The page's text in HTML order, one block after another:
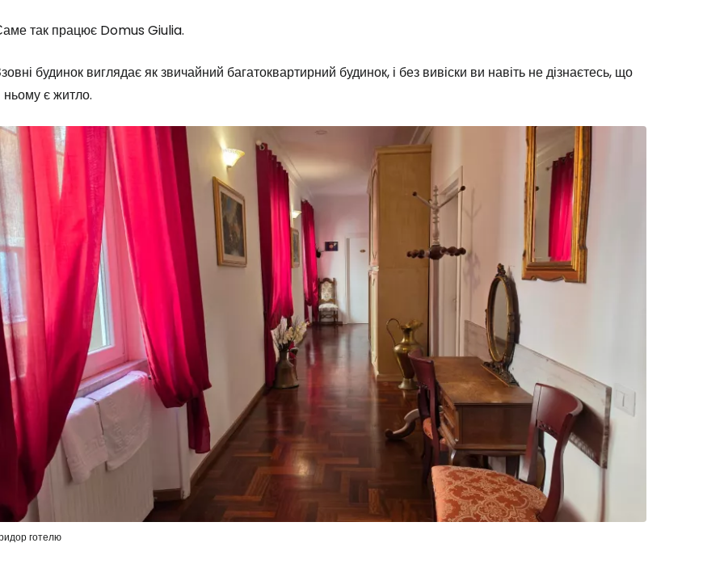
так працює Domus Giulia.
будинок виглядає як звичайний багатоквартирний будинок, і без вивіски ви навіть не дізнаєтесь, що
ньому є житло.
готелю
Увійдіть до Cestee
... світова туристична спільнота
Продовжуйте з Google
Продовжуйте у Facebook
Продовжити з email